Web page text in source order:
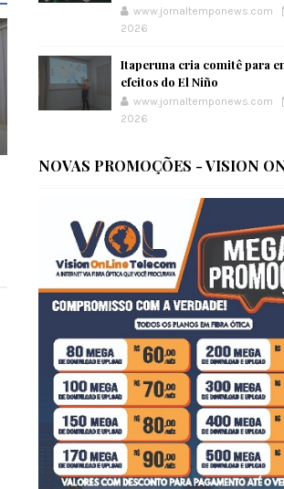
www.jornaltemponews.com
2026
Itaperuna cria comitê para
efeitos do El Niño
www.jornaltemponews.com
2026
NOVAS PROMOÇÕES - VISION